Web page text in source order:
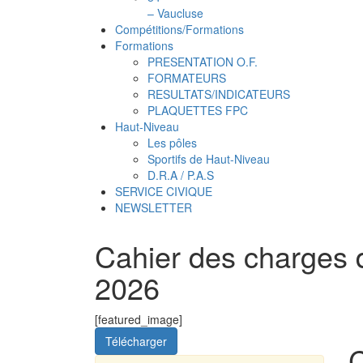
– Vaucluse
Compétitions/Formations
Formations
PRESENTATION O.F.
FORMATEURS
RESULTATS/INDICATEURS
PLAQUETTES FPC
Haut-Niveau
Les pôles
Sportifs de Haut-Niveau
D.R.A / P.A.S
SERVICE CIVIQUE
NEWSLETTER
Cahier des charges
2026
[featured_image]
Télécharger